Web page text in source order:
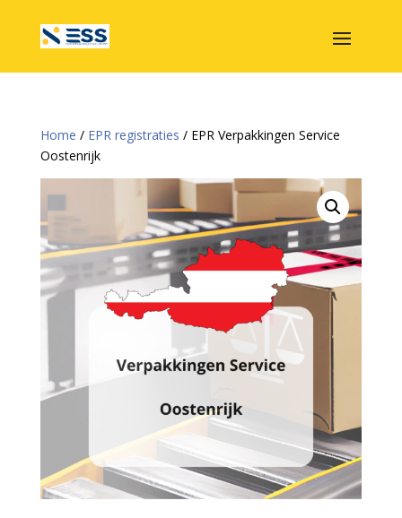
Home / EPR registraties / EPR Verpakkingen Service
Oostenrijk